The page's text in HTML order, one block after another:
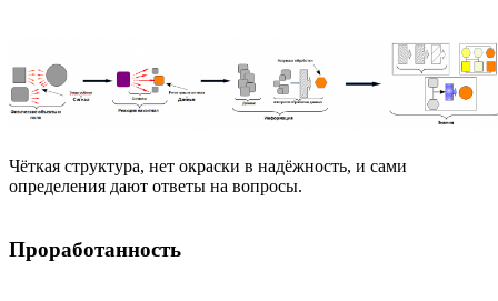
Чёткая структура, нет окраски в надёжность, и сами
определения дают ответы на вопросы.
Проработанность